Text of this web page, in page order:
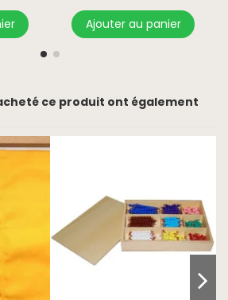
Ajouter au panier
ce produit ont également